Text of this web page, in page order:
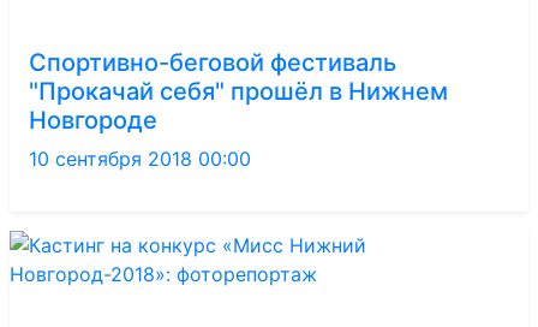
Спортивно-беговой фестиваль
"Прокачай себя" прошёл в Нижнем
Новгороде
10 сентября 2018 00:00